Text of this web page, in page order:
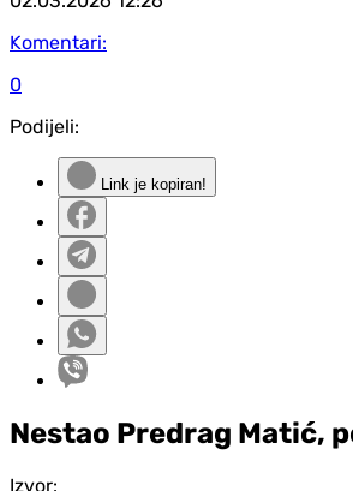
Komentari:
0
Podijeli:
Link je kopiran!
Nestao Predrag Matić,
Izvor: